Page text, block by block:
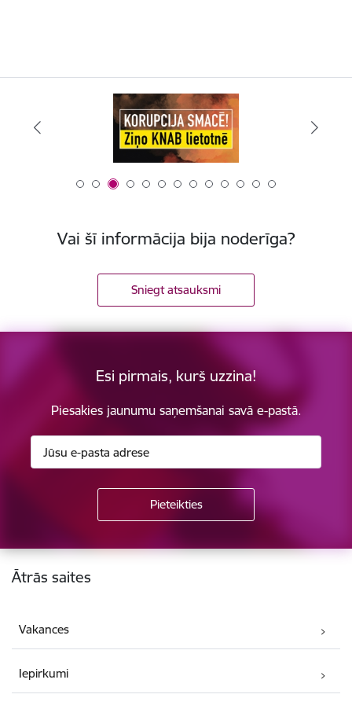
Vai šī informācija bija noderīga?
Sniegt atsauksmi
Esi pirmais, kurš uzzina!
Piesakies jaunumu saņemšanai savā e-pastā.
Kājene
Ātrās saites
Vakances
Iepirkumi